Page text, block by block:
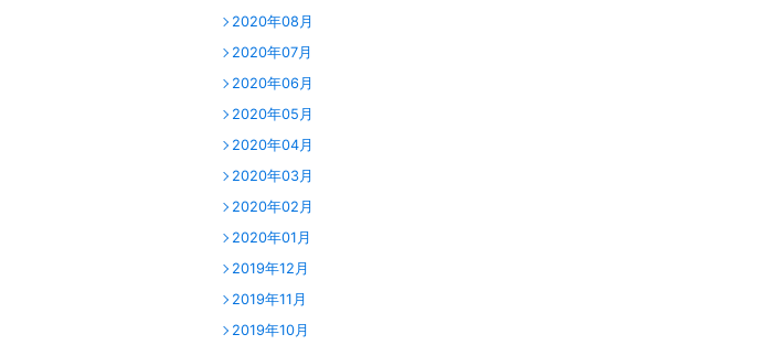
2020年08月
2020年07月
2020年06月
2020年05月
2020年04月
2020年03月
2020年02月
2020年01月
2019年12月
2019年11月
2019年10月